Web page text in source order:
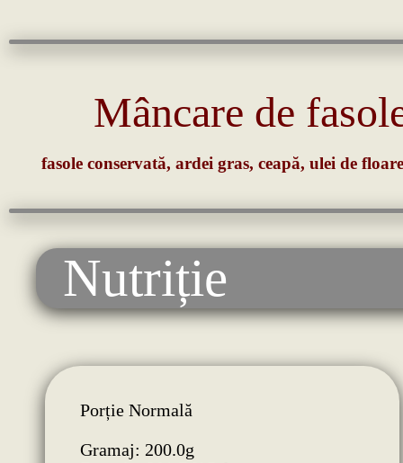
Mâncare de
fasole conservată, ardei gras, ceapă, ulei de
Nutriție
Porție Normală
Gramaj: 200.0g